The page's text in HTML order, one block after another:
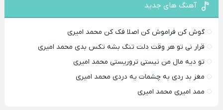
آهنگ های جدید
گوش کن فراموش کن اصلا فک کن محمد امیری
قرار نی تو هر وقت دلت تنگ بشه تکس بدی محمد امیری
تو دیه مال من نیستی تروریستی محمد امیری
مغز بد ردی به چشمات یه دردی محمد امیری
ممد امیری محمد امیری